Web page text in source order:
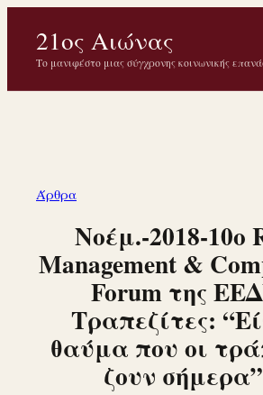
περιεχόμενο
21ος Αιώνας
Το μανιφέστο μιας σύγχρονης κοινωνικής
Άρθρα
Νοέμ.-2018-10ο
Management &
Forum της
Τραπεζίτες:
θαύμα που οι
ζουν